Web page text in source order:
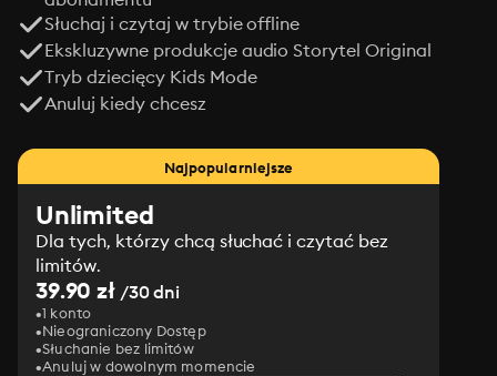
Słuchaj i czytaj w trybie offline
Ekskluzywne produkcje audio Storytel Original
Tryb dziecięcy Kids Mode
Anuluj kiedy chcesz
Najpopularniejsze
Unlimited
Dla tych, którzy chcą słuchać i czytać bez
limitów.
39.90 zł/30 dni
1 konto
Nieograniczony Dostęp
Słuchanie bez limitów
Anuluj w dowolnym momencie